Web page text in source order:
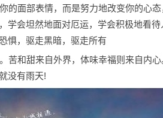
的面部表情，而是努力地改变你的心
学会坦然地面对厄运，学会积极地看
惧，驱走黑暗，驱走所有
苦和甜来自外界，体味幸福则来自内
没有雨天!